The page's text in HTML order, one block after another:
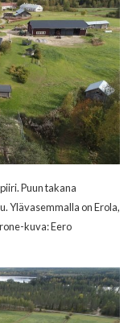
Puun takana
Ylävasemmalla on Erola,
kuva: Eero